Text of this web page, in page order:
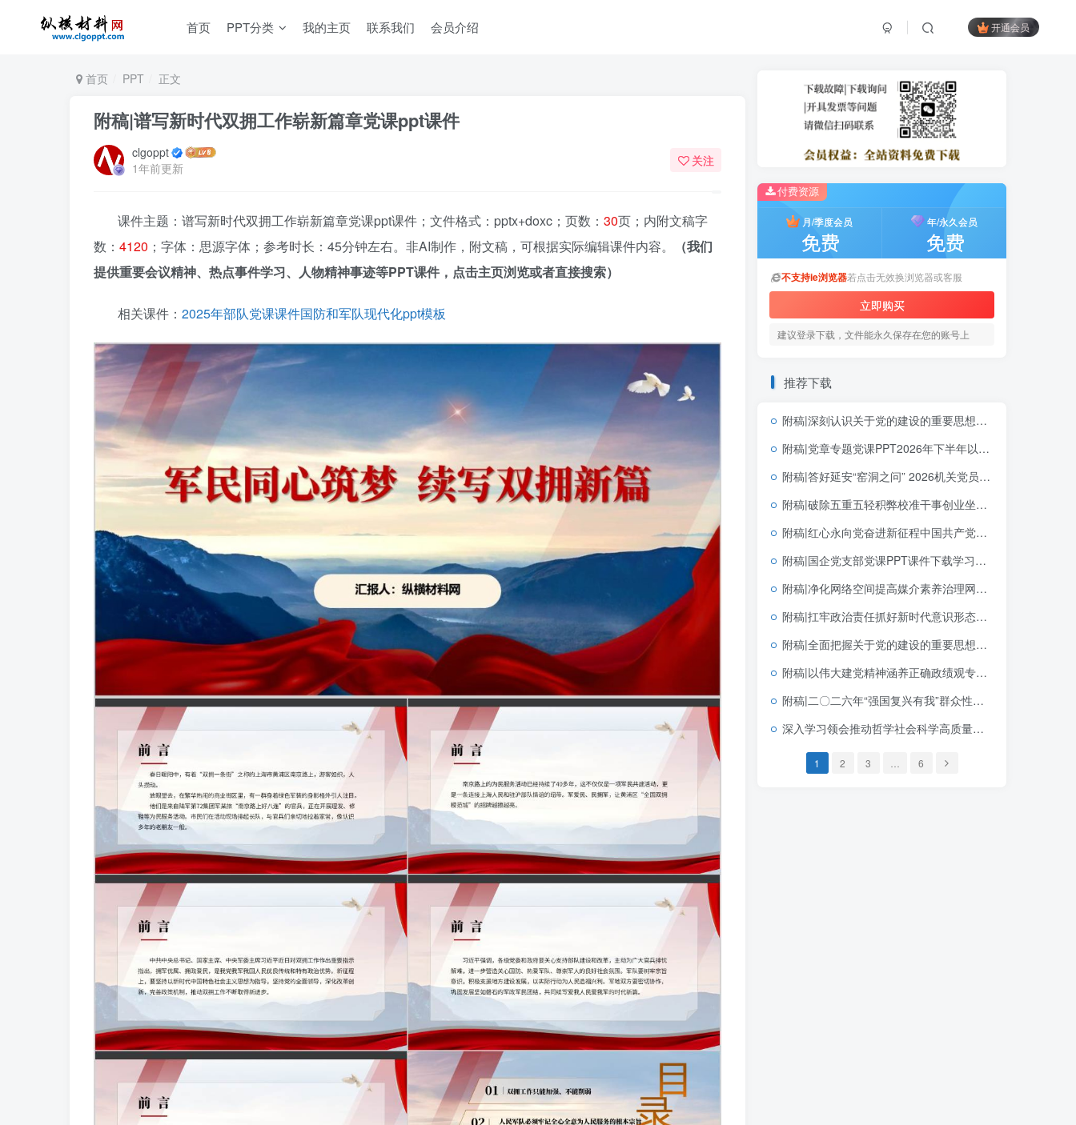
首页 PPT分类 我的主页 联系我们 会员介绍 开通会员
首页 PPT 正文
附稿|谱写新时代双拥工作崭新篇章党课ppt课件
clgoppt
1年前更新
关注
课件主题：谱写新时代双拥工作崭新篇章党课ppt课件；文件格式：pptx+doxc；页数： 30页；内附文稿字
数： 4120 ；字体：思源字体；参考时长：45分钟左右。非AI制作，附文稿，可根据实际编辑课件内容。
（我们
提供重要会议精神、热点事件学习、人物精神事迹等PPT课件，点击主页浏览或者直接搜索）
相关课件： 2025年部队党课课件国防和军队现代化ppt模板
付费资源
月/季度会员
免费
年/永久会员
免费
不支持ie浏览器若点击无效换浏览器或客服
立即购买
建议登录下载，文件能永久保存在您的账号上
推荐下载
附稿|深刻认识关于党的建设的重要思想的重大意义可编辑思政党课团课PPT课件下载
附稿|党章专题党课PPT2026年下半年以党章为镜筑牢信仰之基践行使命担当
附稿|答好延安“窑洞之问” 2026机关党员干部专题党课PPT下载
附稿|破除五重五轻积弊校准干事创业坐标2026年学习教育主题党课PPT模板
附稿|红心永向党奋进新征程中国共产党成立105周年专题党课党建PPT模板
附稿|国企党支部党课PPT课件下载学习贯彻七一重要讲话精神和党建思想
附稿|净化网络空间提高媒介素养治理网络乱象青少年思政宣讲PPT课件模板共建清朗网络空间主题班会幻灯片
附稿|扛牢政治责任抓好新时代意识形态工作专题党课课件PPT
附稿|全面把握关于党的建设的重要思想的科学体系带讲稿党课团课思政PPT课件下载
附稿|以伟大建党精神涵养正确政绩观专题党课PPT课件完整版可下载
附稿|二〇二六年“强国复兴有我”群众性主题宣传教育活动青年教育PPT模板下载
深入学习领会推动哲学社会科学高质量发展“5·17”重要讲话精神宣讲党课ppt模板
1 2 3 6